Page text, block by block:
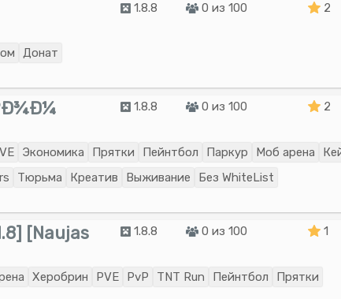
1.8.8 0 из 100 2
Донат
1.8.8 0 из 100 2
Экономика Прятки Пейнтбол Паркур Моб арена
Тюрьма Креатив Выживание Без WhiteList
[Naujas 1.8.8 0 из 100 1
Херобрин PVE PvP TNT Run Пейнтбол Прятки